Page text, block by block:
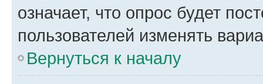
означает, что опрос будет
пользователей изменять
Вернуться к началу